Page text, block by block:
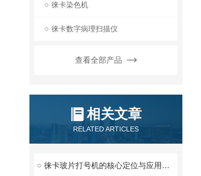
徕卡染色机
徕卡数字病理扫描仪
查看全部产品
相关文章
RELATED ARTICLES
徕卡玻片打号机的核心定位与应用价值是什么？